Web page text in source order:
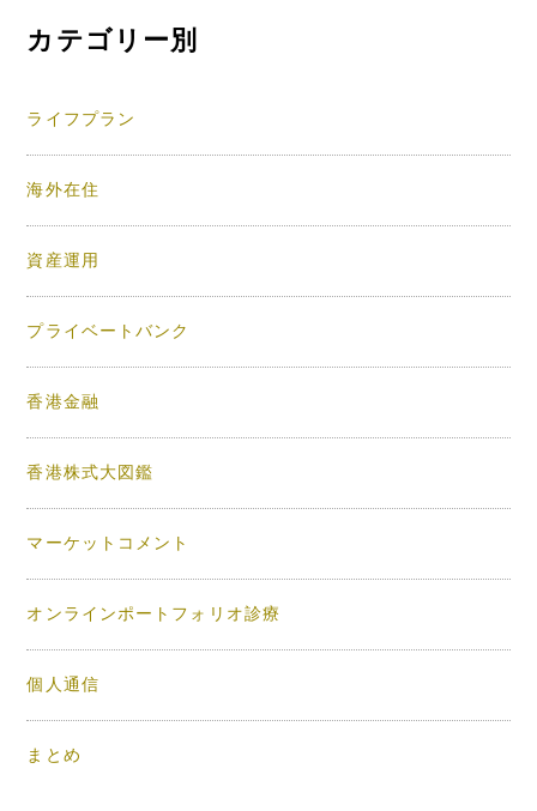
カテゴリー別
ライフプラン
海外在住
資産運用
プライベートバンク
香港金融
香港株式大図鑑
マーケットコメント
オンラインポートフォリオ診療
個人通信
まとめ